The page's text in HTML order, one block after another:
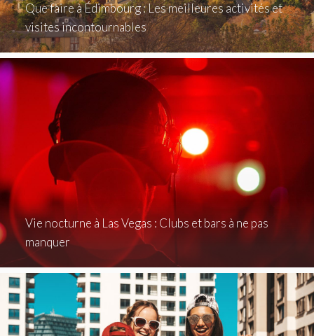
Que faire à Édimbourg : Les meilleures activités et
visites incontournables
Vie nocturne à Las Vegas : Clubs et bars à ne pas
manquer